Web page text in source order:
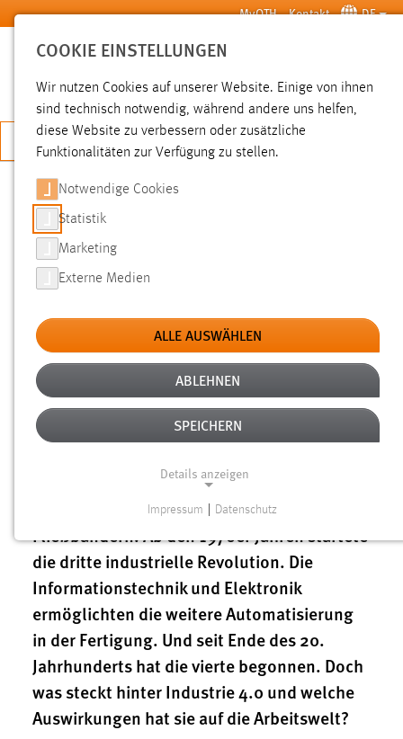
Zum Hauptinhalt springen MyOTH Kontakt DE
SUCHE
JETZT BEWERBEN
Hochschule Aktuelles News der OTH Amberg-Weiden
EMI-FORUM: INDUSTRIE 4.0 –
EVOLUTION ODER REVOLUTION?
03.12.2015
Drei Revolutionen hat es in der Industrie
bereits gegeben. Alle haben die Abläufe in
der Produktion verändert. Die erste kam im
18. Jahrhundert mit der Erfindung der
Jahrhundert durch die Elektrizität und die
Massenproduktion mit Hilfe von
Fließbändern. Ab den 1970er Jahren startete
die dritte industrielle Revolution. Die
Informationstechnik und Elektronik
ermöglichten die weitere Automatisierung
in der Fertigung. Und seit Ende des 20.
Jahrhunderts hat die vierte begonnen. Doch
was steckt hinter Industrie 4.0 und welche
Auswirkungen hat sie auf die Arbeitswelt?
COOKIE EINSTELLUNGEN
Wir nutzen Cookies auf unserer Website. Einige von ihnen
sind technisch notwendig, während andere uns helfen,
diese Website zu verbessern oder zusätzliche
Funktionalitäten zur Verfügung zu stellen.
Notwendige Cookies
Statistik
Marketing
Externe Medien
ALLE AUSWÄHLEN
ABLEHNEN
SPEICHERN
Details anzeigen
Notwendige Cookies ermöglichen grundlegende
Website erforderlich.
Einverständnis
Name:
cookie_consent
Zweck:
Impressum Datenschutz